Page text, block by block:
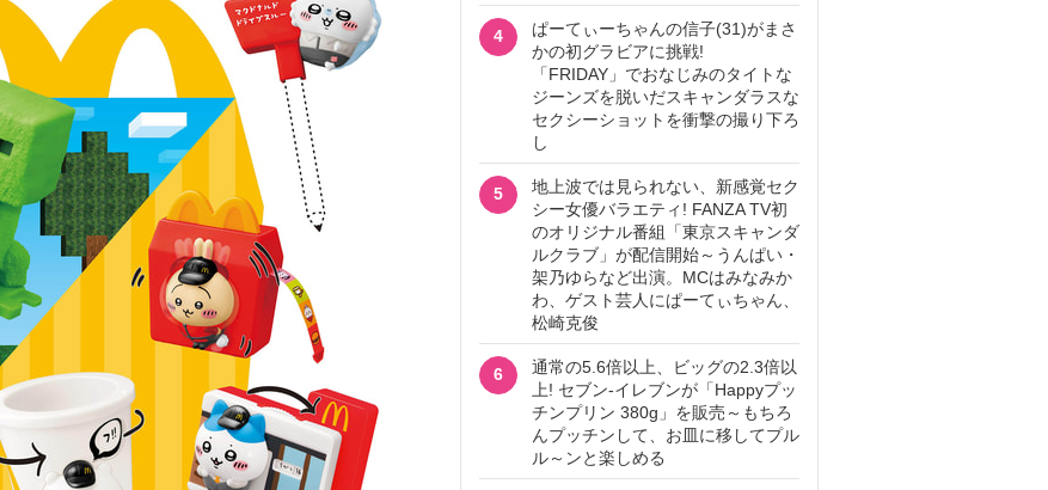
4
ぱーてぃーちゃんの信子(31)がまさ
かの初グラビアに挑戦!
「FRIDAY」でおなじみのタイトな
ジーンズを脱いだスキャンダラスな
セクシーショットを衝撃の撮り下ろ
し
5
地上波では見られない、新感覚セク
シー女優バラエティ! FANZA TV初
のオリジナル番組「東京スキャンダ
ルクラブ」が配信開始～うんぱい・
架乃ゆらなど出演。MCはみなみか
わ、ゲスト芸人にぱーてぃちゃん、
松崎克俊
6
通常の5.6倍以上、ビッグの2.3倍以
上! セブン‐イレブンが「Happyプッ
チンプリン 380g」を販売～もちろ
んプッチンして、お皿に移してプル
ル～ンと楽しめる